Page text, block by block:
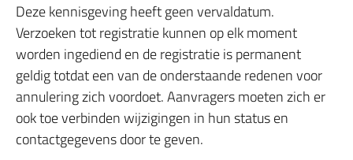
Deze kennisgeving heeft geen vervaldatum.
Verzoeken tot registratie kunnen op elk moment
worden ingediend en de registratie is permanent
geldig totdat een van de onderstaande redenen voor
annulering zich voordoet. Aanvragers moeten zich er
ook toe verbinden wijzigingen in hun status en
contactgegevens door te geven.